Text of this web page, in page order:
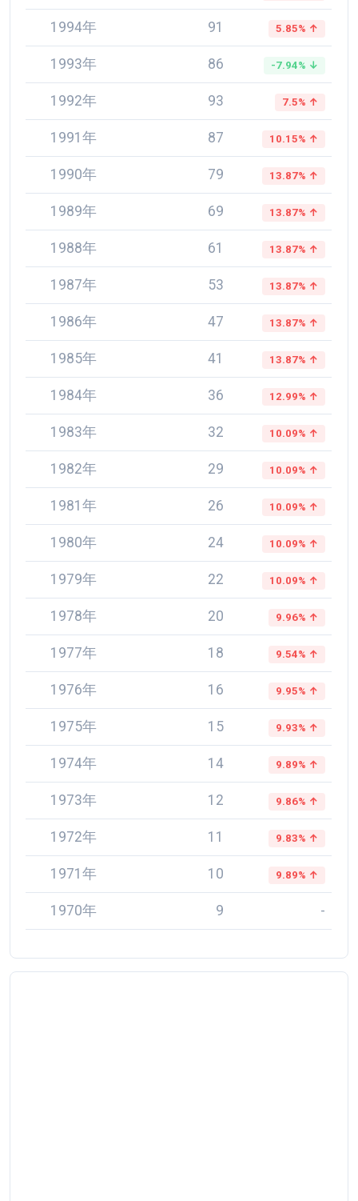
1994年 91 5.85% ↑
1993年 86 -7.94% ↓
1992年 93 7.5% ↑
1991年 87 10.15% ↑
1990年 79 13.87% ↑
1989年 69 13.87% ↑
1988年 61 13.87% ↑
1987年 53 13.87% ↑
1986年 47 13.87% ↑
1985年 41 13.87% ↑
1984年 36 12.99% ↑
1983年 32 10.09% ↑
1982年 29 10.09% ↑
1981年 26 10.09% ↑
1980年 24 10.09% ↑
1979年 22 10.09% ↑
1978年 20 9.96% ↑
1977年 18 9.54% ↑
1976年 16 9.95% ↑
1975年 15 9.93% ↑
1974年 14 9.89% ↑
1973年 12 9.86% ↑
1972年 11 9.83% ↑
1971年 10 9.89% ↑
1970年 9 -